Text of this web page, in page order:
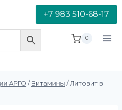
+7 983 510-68-17
0
АРГО / Витамины / Литовит в